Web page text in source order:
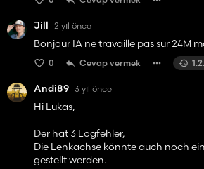
Jill 2 yıl önce
Bonjour IA ne travaille pas sur 24M
0 Cevap vermek
Andi89 3 yıl önce
Hi Lukas,
Der hat 3 Logfehler,
Die Lenkachse könnte auch noch
gestellt werden.